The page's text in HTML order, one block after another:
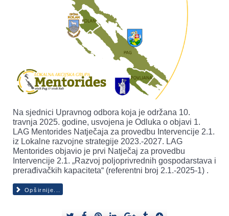
Na sjednici Upravnog odbora koja je održana 10.
travnja 2025. godine, usvojena je Odluka o objavi 1.
LAG Mentorides Natječaja za provedbu Intervencije 2.1.
iz Lokalne razvojne strategije 2023.-2027. LAG
Mentorides objavio je prvi Natječaj za provedbu
Intervencije 2.1. „Razvoj poljoprivrednih gospodarstava i
prerađivačkih kapaciteta“ (referentni broj 2.1.-2025-1) .
Opširnije...